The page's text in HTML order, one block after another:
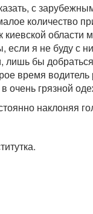
с
количество
области
я не буду с
лишь бы
время
очень грязной
наклоняя